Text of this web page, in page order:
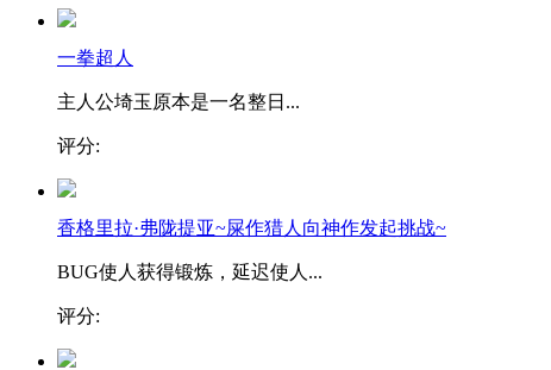
一拳超人
主人公埼玉原本是一名整日...
评分:
香格里拉·弗陇提亚~屎作猎人向神作发起挑战~
BUG使人获得锻炼，延迟使人...
评分: